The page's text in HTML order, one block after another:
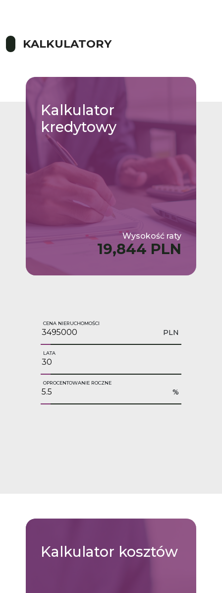
KALKULATORY
Kalkulator
kredytowy
Wysokość raty
19,844 PLN
CENA NIERUCHOMOŚCI
PLN
LATA
OPROCENTOWANIE ROCZNE
%
Kalkulator kosztów